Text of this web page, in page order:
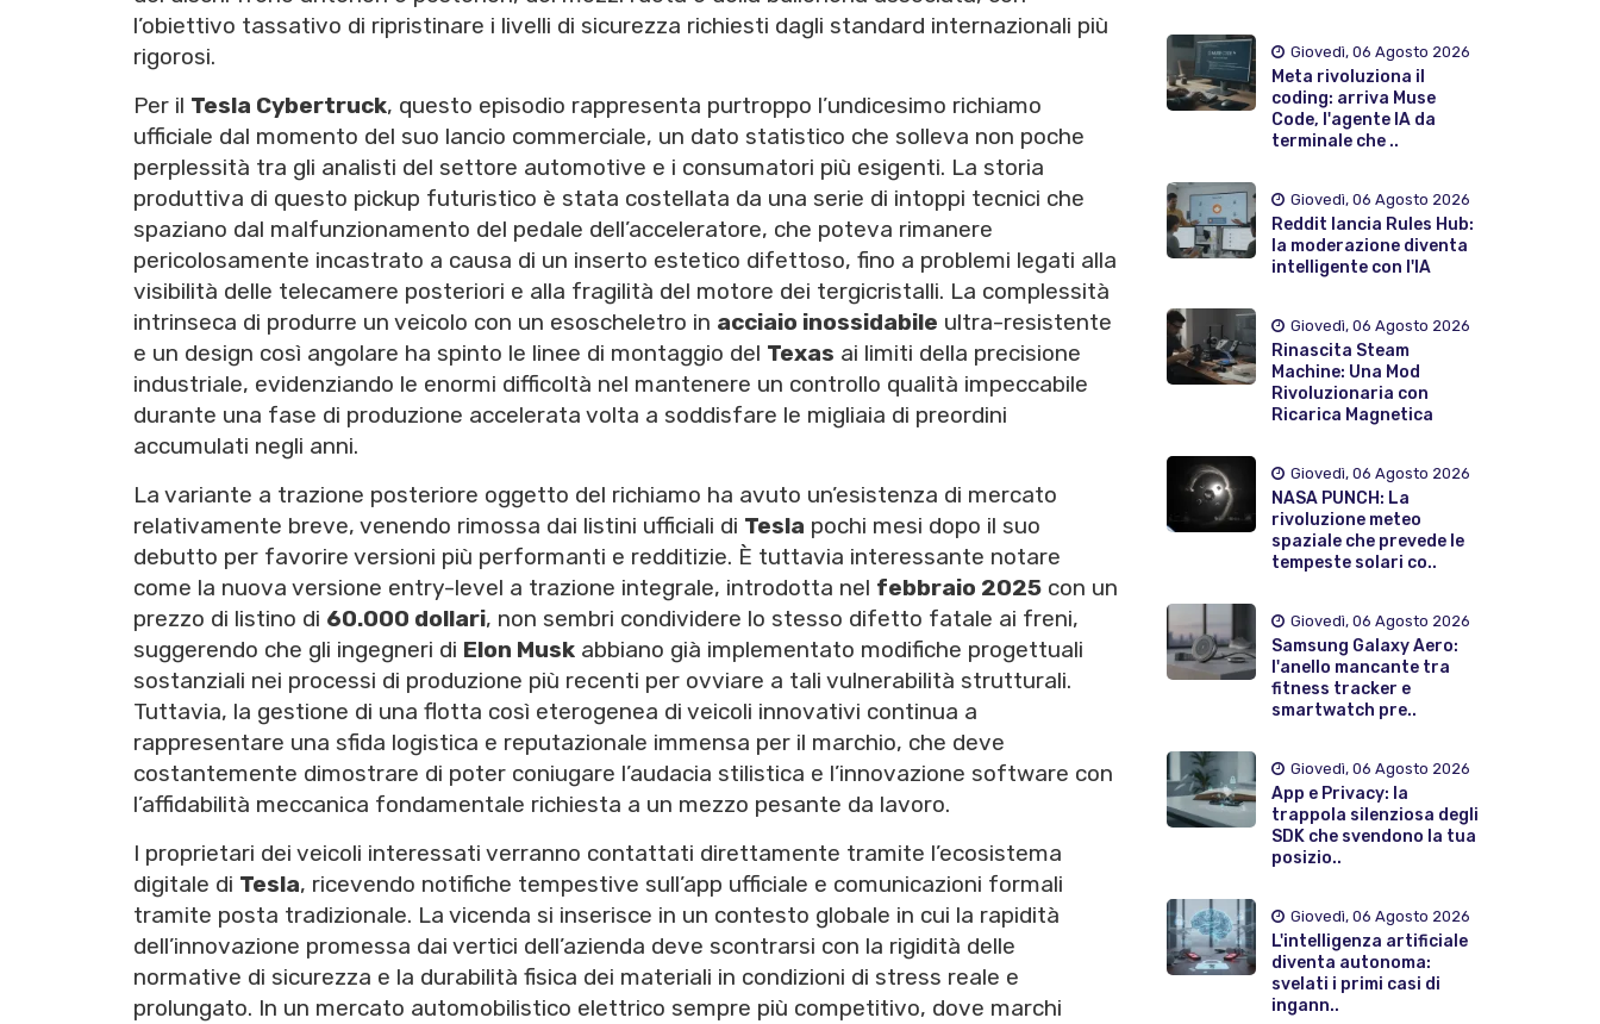
l’obiettivo tassativo di ripristinare i livelli di sicurezza richiesti dagli standard internazionali più
rigorosi.
Per il Tesla Cybertruck, questo episodio rappresenta purtroppo l’undicesimo richiamo
ufficiale dal momento del suo lancio commerciale, un dato statistico che solleva non poche
perplessità tra gli analisti del settore automotive e i consumatori più esigenti. La storia
produttiva di questo pickup futuristico è stata costellata da una serie di intoppi tecnici che
spaziano dal malfunzionamento del pedale dell’acceleratore, che poteva rimanere
pericolosamente incastrato a causa di un inserto estetico difettoso, fino a problemi legati alla
visibilità delle telecamere posteriori e alla fragilità del motore dei tergicristalli. La complessità
intrinseca di produrre un veicolo con un esoscheletro in acciaio inossidabile ultra-resistente
e un design così angolare ha spinto le linee di montaggio del Texas ai limiti della precisione
industriale, evidenziando le enormi difficoltà nel mantenere un controllo qualità impeccabile
durante una fase di produzione accelerata volta a soddisfare le migliaia di preordini
accumulati negli anni.
La variante a trazione posteriore oggetto del richiamo ha avuto un’esistenza di mercato
relativamente breve, venendo rimossa dai listini ufficiali di Tesla pochi mesi dopo il suo
debutto per favorire versioni più performanti e redditizie. È tuttavia interessante notare
come la nuova versione entry-level a trazione integrale, introdotta nel febbraio 2025 con un
prezzo di listino di 60.000 dollari, non sembri condividere lo stesso difetto fatale ai freni,
suggerendo che gli ingegneri di Elon Musk abbiano già implementato modifiche progettuali
sostanziali nei processi di produzione più recenti per ovviare a tali vulnerabilità strutturali.
Tuttavia, la gestione di una flotta così eterogenea di veicoli innovativi continua a
rappresentare una sfida logistica e reputazionale immensa per il marchio, che deve
costantemente dimostrare di poter coniugare l’audacia stilistica e l’innovazione software con
l’affidabilità meccanica fondamentale richiesta a un mezzo pesante da lavoro.
I proprietari dei veicoli interessati verranno contattati direttamente tramite l’ecosistema
digitale di Tesla, ricevendo notifiche tempestive sull’app ufficiale e comunicazioni formali
tramite posta tradizionale. La vicenda si inserisce in un contesto globale in cui la rapidità
dell’innovazione promessa dai vertici dell’azienda deve scontrarsi con la rigidità delle
normative di sicurezza e la durabilità fisica dei materiali in condizioni di stress reale e
prolungato. In un mercato automobilistico elettrico sempre più competitivo, dove marchi
Giovedì, 06 Agosto 2026
Meta rivoluziona il
coding: arriva Muse
Code, l'agente IA da
terminale che ..
Giovedì, 06 Agosto 2026
Reddit lancia Rules Hub:
la moderazione diventa
intelligente con l'IA
Giovedì, 06 Agosto 2026
Rinascita Steam
Machine: Una Mod
Rivoluzionaria con
Ricarica Magnetica
Giovedì, 06 Agosto 2026
NASA PUNCH: La
rivoluzione meteo
spaziale che prevede le
tempeste solari co..
Giovedì, 06 Agosto 2026
Samsung Galaxy Aero:
l'anello mancante tra
fitness tracker e
smartwatch pre..
Giovedì, 06 Agosto 2026
App e Privacy: la
trappola silenziosa degli
SDK che svendono la tua
posizio..
Giovedì, 06 Agosto 2026
L'intelligenza artificiale
diventa autonoma:
svelati i primi casi di
ingann..